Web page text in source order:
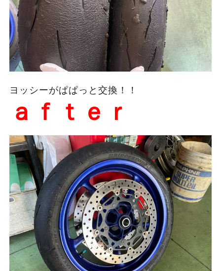
ヨッシーがぱぱっと交換！！
ａｆｔｅｒ